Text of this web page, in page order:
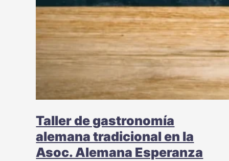
Taller de gastronomía
alemana tradicional en la
Asoc. Alemana Esperanza